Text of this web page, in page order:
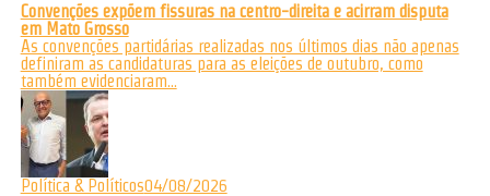
Convenções expõem fissuras na centro-direita e acirram disputa
em Mato Grosso
As convenções partidárias realizadas nos últimos dias não apenas
definiram as candidaturas para as eleições de outubro, como
também evidenciaram...
Política & Políticos04/08/2026